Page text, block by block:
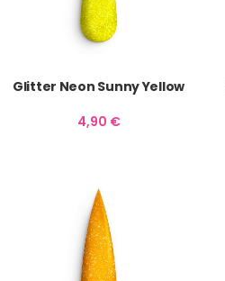
Glitter Neon Sunny Yellow
4,90 €